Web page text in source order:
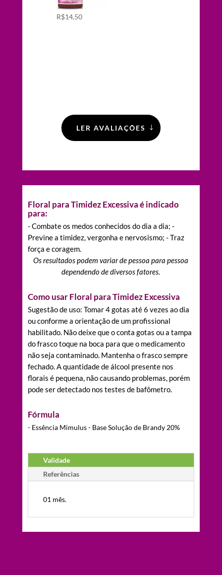
R$14,50
LER AVALIAÇÕES
Floral para Timidez Excessiva é indicado
para:
- Combate os medos conhecidos do dia a dia; -
Previne a timidez, vergonha e nervosismo; - Traz
força e coragem.
Os resultados podem variar de pessoa para pessoa
dependendo de diversos fatores.
Como usar Floral para Timidez Excessiva
Sugestão de uso: Tomar 4 gotas até 6 vezes ao dia
ou conforme a orientação de um profissional
habilitado. Não deixe que o conta gotas ou a tampa
do frasco toque na boca para que o medicamento
não seja contaminado. Mantenha o frasco sempre
fechado. A quantidade de álcool presente nos
florais é pequena, não causando problemas, porém
pode ser detectado nos testes de bafômetro.
Fórmula
- Essência Mimulus - Base Solução de Brandy 20%
Validade
Referências
01 mês.